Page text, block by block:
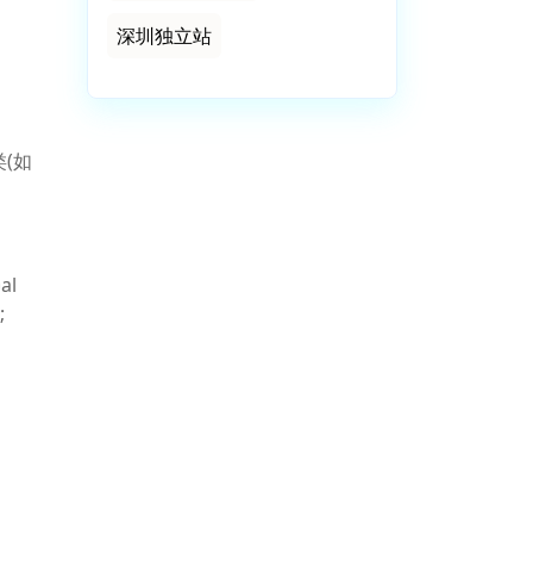
如
深圳独立站